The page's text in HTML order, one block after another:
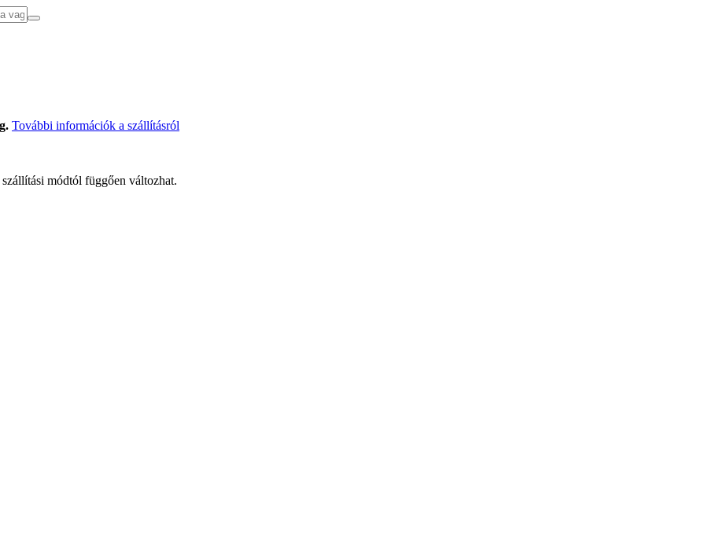
További információk a szállításról
módtól függően változhat.